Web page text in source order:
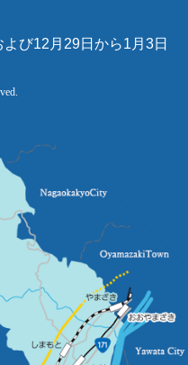
び12月29日から1月3日